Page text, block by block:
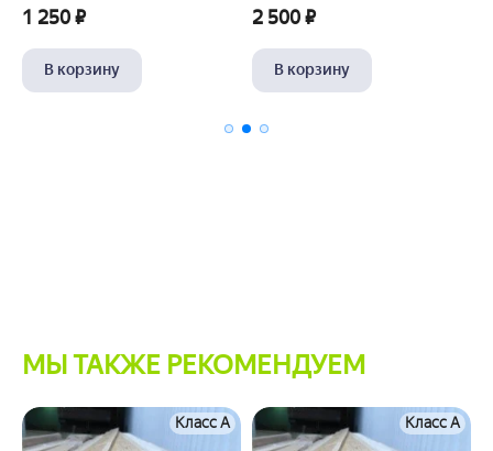
МЫ ТАКЖЕ РЕКОМЕНДУЕМ
A Класс A Класс A